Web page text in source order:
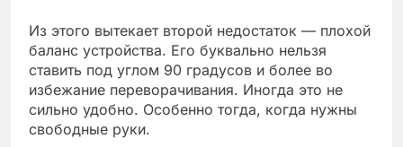
Из этого вытекает второй недостаток — плохой
баланс устройства. Его буквально нельзя
ставить под углом 90 градусов и более во
избежание переворачивания. Иногда это не
сильно удобно. Особенно тогда, когда нужны
свободные руки.